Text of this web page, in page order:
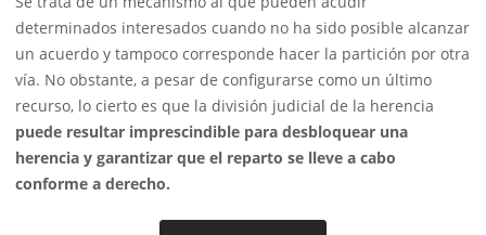
determinados interesados cuando no ha sido posible alcanzar
un acuerdo y tampoco corresponde hacer la partición por otra
vía. No obstante, a pesar de configurarse como un último
recurso, lo cierto es que la división judicial de la herencia
puede resultar imprescindible para desbloquear una
herencia y garantizar que el reparto se lleve a cabo
conforme a derecho.